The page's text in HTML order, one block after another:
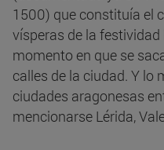
1500) que constituía el
vísperas de la
momento en que se
calles de la ciudad. Y lo
ciudades aragonesas
mencionarse Lérida,